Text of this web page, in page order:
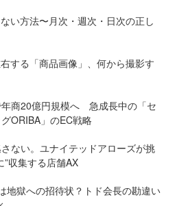
い方法〜月次・週次・日次の正し
する「商品画像」、何から撮影す
年商20億円規模へ 急成長中の「セ
ORIBA」のEC戦略
さない。ユナイテッドアローズが挑
”収集する店舗AX
地獄への招待状？トド会長の勘違い